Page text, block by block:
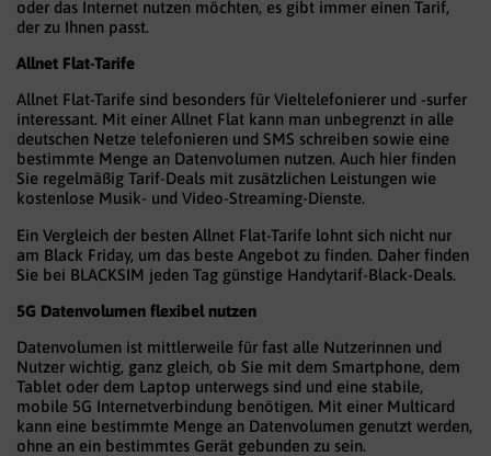
oder das Internet nutzen möchten, es gibt immer einen Tarif,
der zu Ihnen passt.
Allnet Flat-Tarife
Allnet Flat-Tarife sind besonders für Vieltelefonierer und -surfer
interessant. Mit einer Allnet Flat kann man unbegrenzt in alle
deutschen Netze telefonieren und SMS schreiben sowie eine
bestimmte Menge an Datenvolumen nutzen. Auch hier finden
Sie regelmäßig Tarif-Deals mit zusätzlichen Leistungen wie
kostenlose Musik- und Video-Streaming-Dienste.
Ein Vergleich der besten Allnet Flat-Tarife lohnt sich nicht nur
am Black Friday, um das beste Angebot zu finden. Daher finden
Sie bei BLACKSIM jeden Tag günstige Handytarif-Black-Deals.
5G Datenvolumen flexibel nutzen
Datenvolumen ist mittlerweile für fast alle Nutzerinnen und
Nutzer wichtig, ganz gleich, ob Sie mit dem Smartphone, dem
Tablet oder dem Laptop unterwegs sind und eine stabile,
mobile 5G Internetverbindung benötigen. Mit einer Multicard
kann eine bestimmte Menge an Datenvolumen genutzt werden,
ohne an ein bestimmtes Gerät gebunden zu sein.